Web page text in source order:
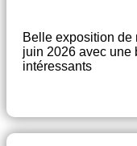
Belle exposition de
juin 2026 avec une
intéressants